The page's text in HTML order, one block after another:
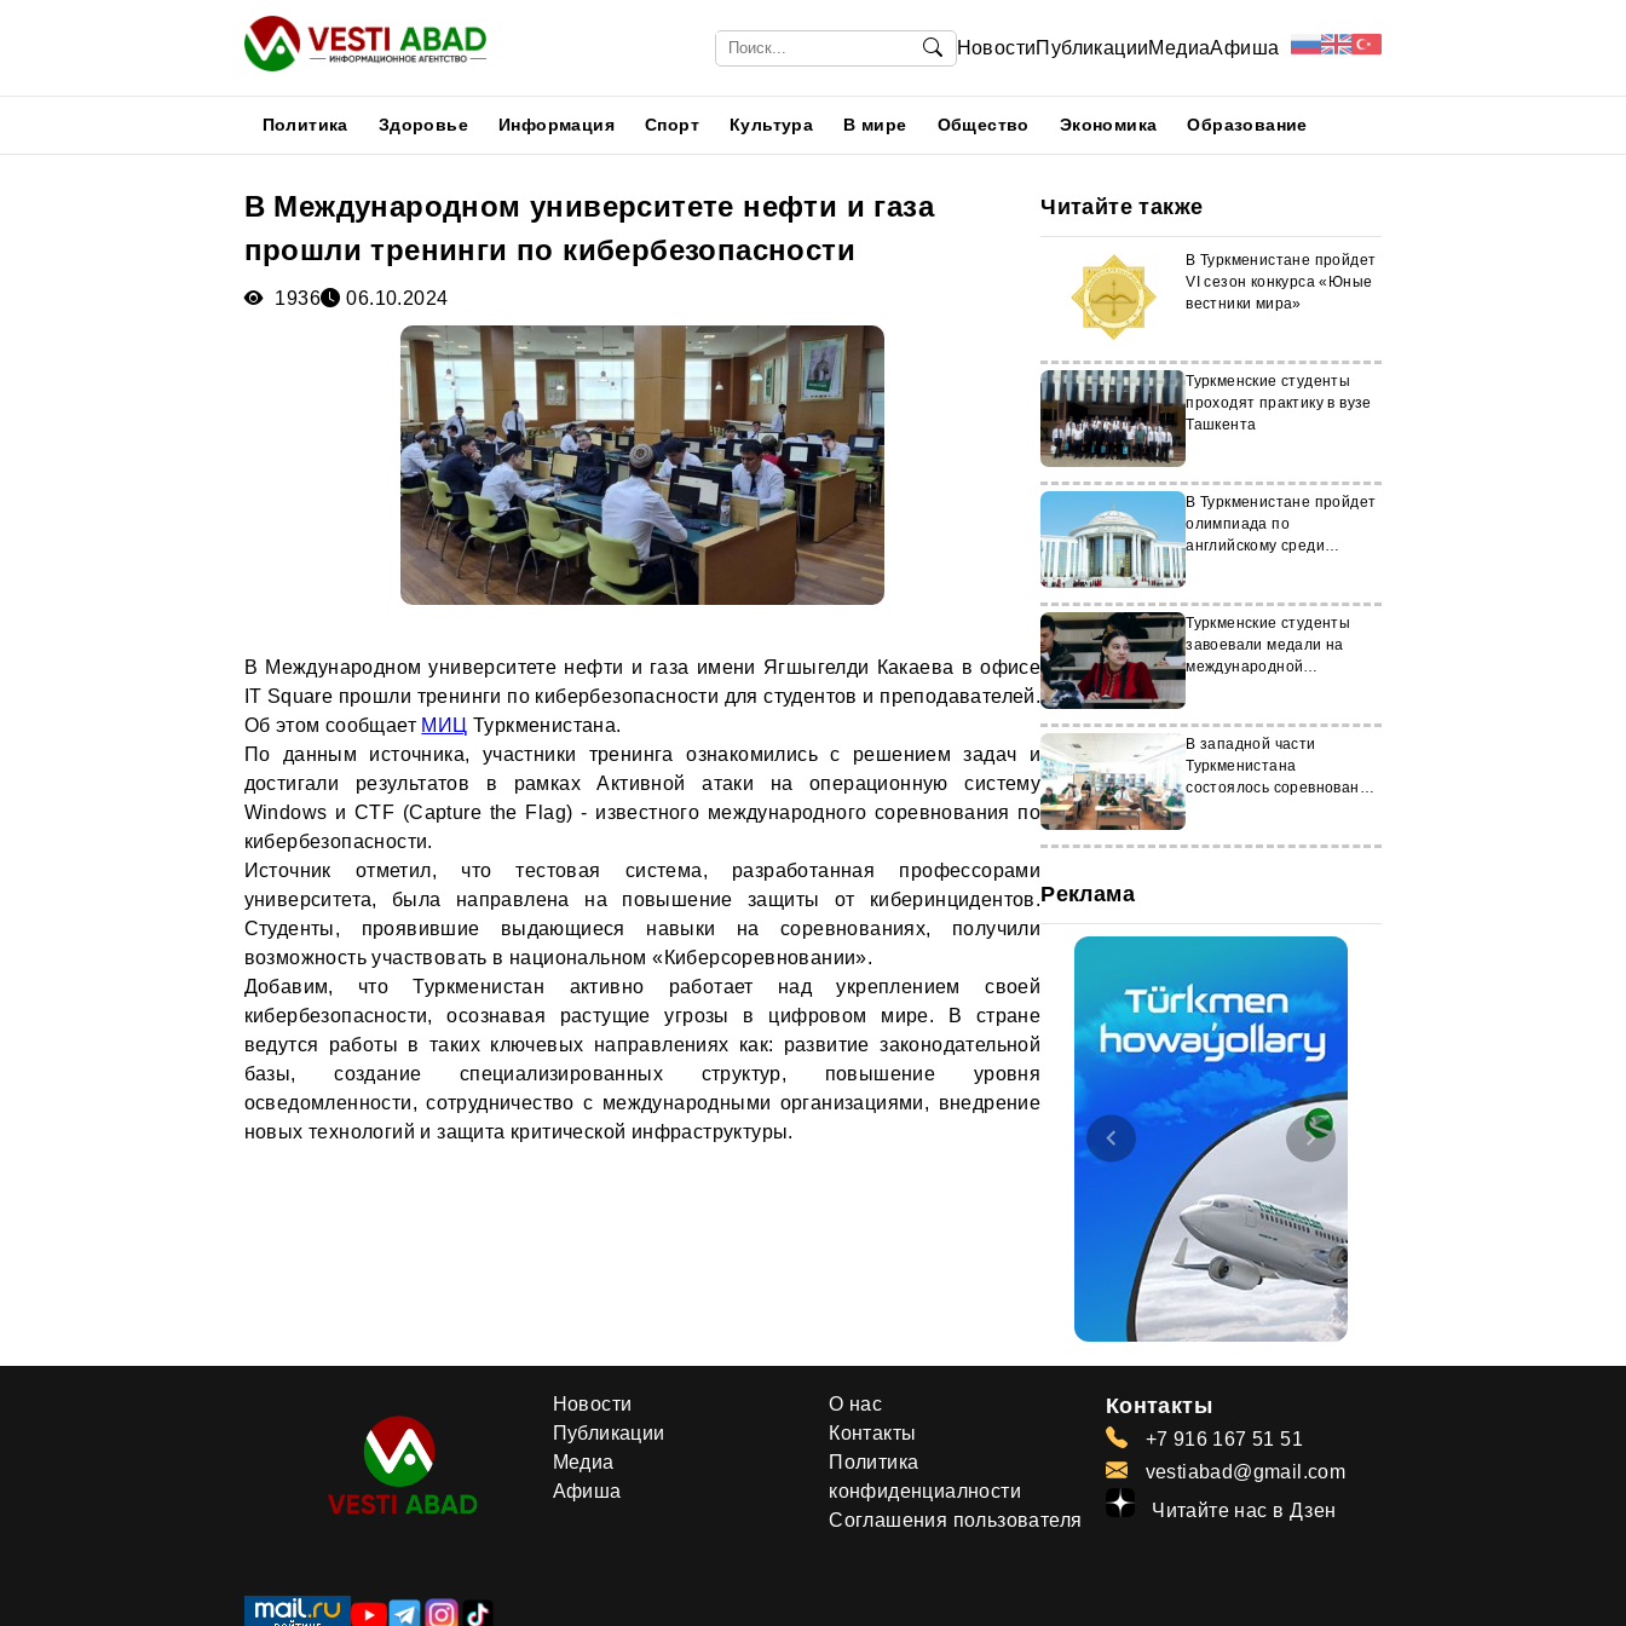
НовостиПубликацииМедиаАфиша
Политика Здоровье Информация Спорт Культура В мире Общество Экономика Образование
В Международном университете нефти и газа
прошли тренинги по кибербезопасности
1936 06.10.2024
В Международном университете нефти и газа имени Ягшыгелди Какаева в офисе
IT Square прошли тренинги по кибербезопасности для студентов и преподавателей.
Об этом сообщает МИЦ Туркменистана.
По данным источника, участники тренинга ознакомились с решением задач и
достигали результатов в рамках Активной атаки на операционную систему
Windows и CTF (Capture the Flag) - известного международного соревнования по
кибербезопасности.
Источник отметил, что тестовая система, разработанная профессорами
университета, была направлена на повышение защиты от киберинцидентов.
Студенты, проявившие выдающиеся навыки на соревнованиях, получили
возможность участвовать в национальном «Киберсоревновании».
Добавим, что Туркменистан активно работает над укреплением своей
кибербезопасности, осознавая растущие угрозы в цифровом мире. В стране
ведутся работы в таких ключевых направлениях как: развитие законодательной
базы, создание специализированных структур, повышение уровня
осведомленности, сотрудничество с международными организациями, внедрение
новых технологий и защита критической инфраструктуры.
Читайте также
В Туркменистане пройдет
VI сезон конкурса «Юные
вестники мира»
Туркменские студенты
проходят практику в вузе
Ташкента
В Туркменистане пройдет
олимпиада по
английскому среди
Туркменские студенты
завоевали медали на
международной
В западной части
Туркменистана
состоялось соревнование
Реклама
Новости
Публикации
Медиа
Афиша
О нас
Контакты
Политика
конфиденциалности
Соглашения пользователя
Контакты
+7 916 167 51 51
vestiabad@gmail.com
Читайте нас в Дзен